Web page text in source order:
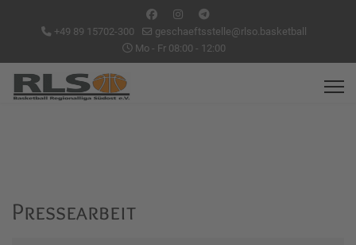
+49 89 15702-300
geschaeftsstelle@rlso.basketball
Mo - Fr 08:00 - 12:00
Pressearbeit